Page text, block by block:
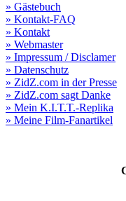
» Gästebuch
» Kontakt-FAQ
» Kontakt
» Webmaster
» Impressum / Disclamer
» Datenschutz
» ZidZ.com in der Presse
» ZidZ.com sagt Danke
» Mein K.I.T.T.-Replika
» Meine Film-Fanartikel